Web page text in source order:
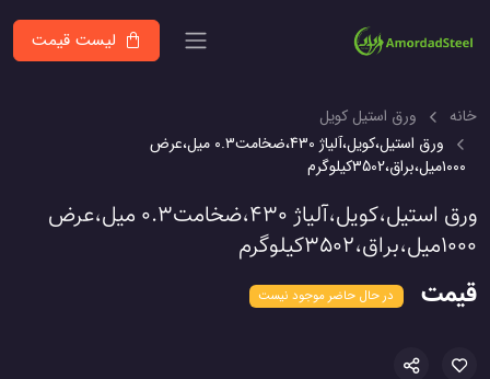
لیست قیمت
خانه
ورق استیل کویل
ورق استیل،کویل،آلیاژ 430،ضخامت۰.۳ میل،عرض
۱۰۰۰میل،براق،3502کیلوگرم
ورق استیل،کویل،آلیاژ 430،ضخامت۰.۳ میل،عرض
۱۰۰۰میل،براق،3502کیلوگرم
قیمت در حال حاضر موجود نیست